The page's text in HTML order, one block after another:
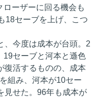
ーザーに回る機会も
18セーブを上げ、こつ
、今度は成本が台頭。2
19セーブと河本と遜色
復活するものの、成本
組み、河本が10セー
見せた。96年も成本が